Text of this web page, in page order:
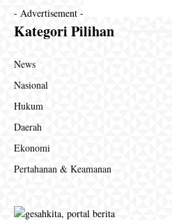
- Advertisement -
Kategori Pilihan
News
Nasional
Hukum
Daerah
Ekonomi
Pertahanan & Keamanan